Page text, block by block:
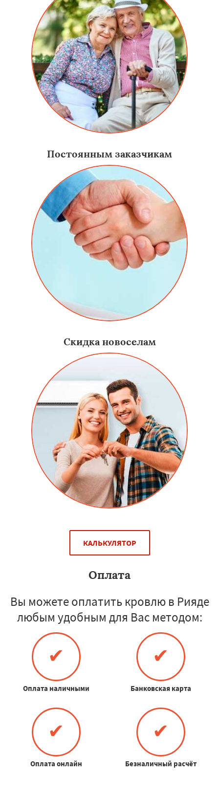
Постоянным заказчикам
Скидка новоселам
КАЛЬКУЛЯТОР
Оплата
Вы можете оплатить кровлю в Рияде
любым удобным для Вас методом:
✔
Оплата наличными
✔
Банковская карта
✔
Оплата онлайн
✔
Безналичный расчёт